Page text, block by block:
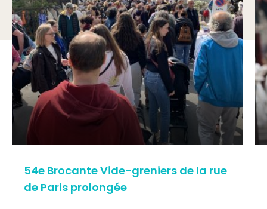
54e Brocante Vide-greniers de la rue
de Paris prolongée